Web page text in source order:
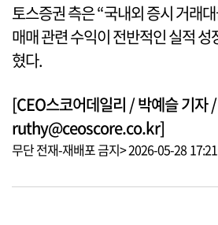
토스증권 측은 “국내외 증시 거래
매매 관련 수익이 전반적인 실적
혔다.
[CEO스코어데일리 / 박예슬 기자 /
ruthy@ceoscore.co.kr]
무단 전재-재배포 금지> 2026-05-28